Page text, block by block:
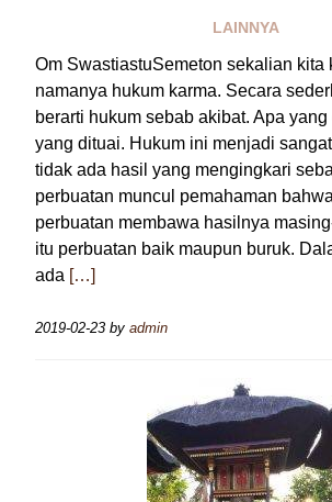
LAINNYA
Om SwastiastuSemeton sekalian kita
namanya hukum karma. Secara
berarti hukum sebab akibat. Apa
yang dituai. Hukum ini menjadi
tidak ada hasil yang mengingkari
perbuatan muncul pemahaman
perbuatan membawa hasilnya
itu perbuatan baik maupun buruk.
ada […]
2019-02-23 by admin